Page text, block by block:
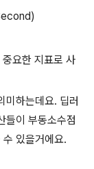
요한 지표로 사
미하는데요. 딥러
들이 부동소수점
있을거에요.